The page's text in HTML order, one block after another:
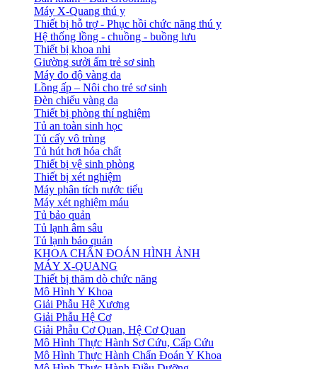
Máy X-Quang thú y
Thiết bị hỗ trợ - Phục hồi chức năng thú y
Hệ thống lồng - chuồng - buồng lưu
Thiết bị khoa nhi
Giường sưởi ấm trẻ sơ sinh
Máy đo độ vàng da
Lồng ấp – Nôi cho trẻ sơ sinh
Đèn chiếu vàng da
Thiết bị phòng thí nghiệm
Tủ an toàn sinh học
Tủ cấy vô trùng
Tủ hút hơi hóa chất
Thiết bị vệ sinh phòng
Thiết bị xét nghiệm
Máy phân tích nước tiểu
Máy xét nghiệm máu
Tủ bảo quản
Tủ lạnh âm sâu
Tủ lạnh bảo quản
KHOA CHẨN ĐOÁN HÌNH ẢNH
MÁY X-QUANG
Thiết bị thăm dò chức năng
Mô Hình Y Khoa
Giải Phẫu Hệ Xương
Giải Phẫu Hệ Cơ
Giải Phẫu Cơ Quan, Hệ Cơ Quan
Mô Hình Thực Hành Sơ Cứu, Cấp Cứu
Mô Hình Thực Hành Chẩn Đoán Y Khoa